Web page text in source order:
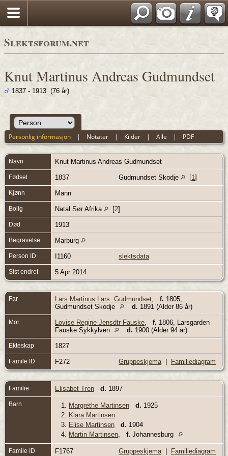
Slektsforum.net
Knut Martinus Andreas Gudmundset
1837 - 1913 (76 år)
Personlig informasjon | Notater | Kilder |Alle | PDF
Navn Knut Martinus Andreas Gudmundset
Fødsel 1837 Gudmundset Skodje [1]
Kjønn Mann
Bolig Natal Sør Afrika [2]
Død 1913
Begravelse Marburg
Person ID I1160 slektsdata
Sist endret 5 Apr 2014
Far Lars Martinus Lars. Gudmundset f. 1805,
Gudmundset Skodje
d. 1891 (Alder 86 år)
Mor Lovise Regine Jensdtr Fauske f. 1806, Larsgarden
Fauske Sykkylven
d. 1900 (Alder 94 år)
Ekteskap 1827
Famile ID F272 Gruppeskjema | Familiediagram
Familie Elisabet Tren d. 1897
Barn 1. Margrethe Martinsen d. 1925
2. Klara Martinsen
3. Elise Martinsen d. 1904
4. Martin Martinsen f. Johannesburg
Famile ID F1767 Gruppeskjema | Familiediagram